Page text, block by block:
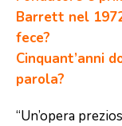
Barrett nel
fece?
Cinquant’anni
parola?
“Un’opera